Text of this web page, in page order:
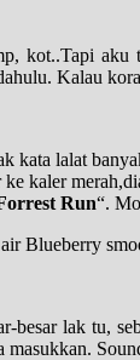
kot..Tapi
Kalau
kata lalat
kaler
Run“.
Blueberry
besar lak tu,